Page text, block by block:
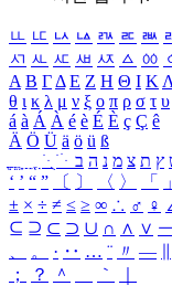
ㅥ ㅦ ㅧ ㅨ ㅩ ㅪ ㅫ
ㅺ ㅻ ㅼ ㅽ ㅾ ㅿ ㆀ
Α Β ΓΔ Ε Ζ Η Θ Ι Κ
θ ι κ λ μ ν ξ ο π ρ σ τ υ
á à Á À é è É È ç Ç ê
Ä Ö Ü ä ö ü ß
ִֶֹ ֻּ ׁׂ ץ ת צ מ נ ה ב
‘ ’ “ ” 〔 〕 〈 〉 「 」
± × ÷ ≠ ≤ ≥ ∞ ∴ ♂ ♀
⊆ ⊇ ⊂ ⊃ ∪ ∩ ∧ ∨
、
。 · ‥ … ¨ 〃 ―
；
？ ＾ ｀